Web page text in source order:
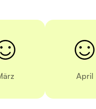
April